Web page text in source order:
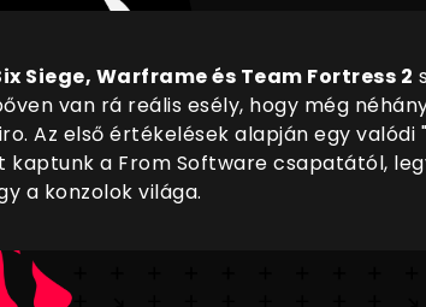
Siege, Warframe és Team Fortress 2
van rá reális esély, hogy még
Az első értékelések alapján egy valódi
kaptunk a From Software csapatától,
a konzolok világa.